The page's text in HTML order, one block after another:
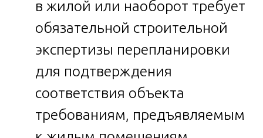
в жилой или наоборот требует
обязательной строительной
экспертизы перепланировки
для подтверждения
соответствия объекта
требованиям, предъявляемым